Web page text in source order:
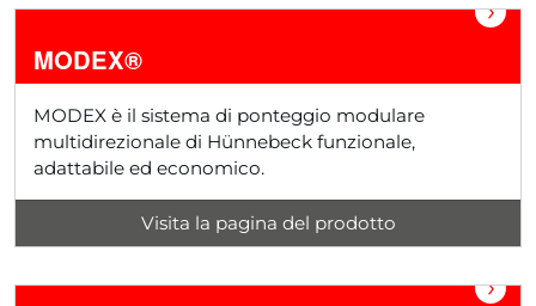
›
MODEX®
MODEX è il sistema di ponteggio modulare
multidirezionale di Hünnebeck funzionale,
adattabile ed economico.
Visita la pagina del prodotto
›